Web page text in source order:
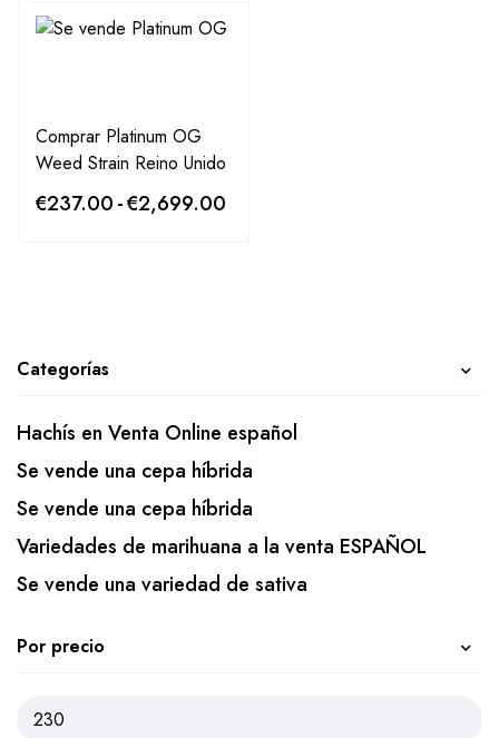
Categorías
Hachís en Venta Online español
Se vende una cepa híbrida
Se vende una cepa híbrida
Variedades de marihuana a la venta ESPAÑOL
Se vende una variedad de sativa
Por precio
Comprar Platinum OG
Weed Strain Reino Unido
€237.00-€2,699.00